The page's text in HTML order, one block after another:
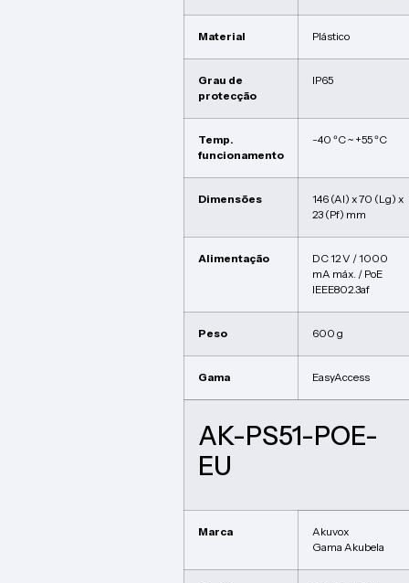
Material Plástico
Grau de
protecção
IP65
Temp.
funcionamento
-40 ºC ~ +55 ºC
Dimensões
146 (Al) x 70 (Lg) x
23 (Pf) mm
Alimentação
DC 12 V / 1000
mA máx. / PoE
IEEE802.3af
Peso 600 g
Gama EasyAccess
AK-PS51-POE-
EU
Marca
Akuvox
Gama Akubela